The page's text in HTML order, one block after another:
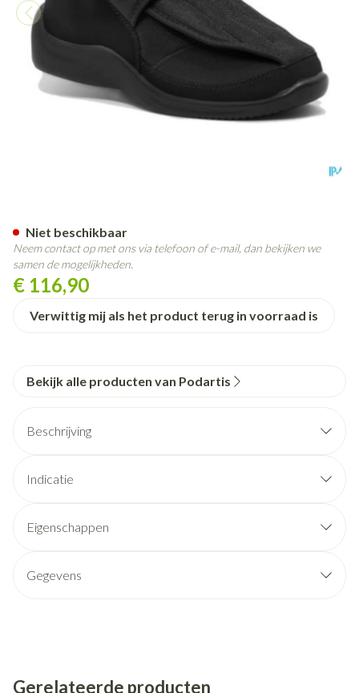
€ 116,90
Verwittig mij als het product terug in voorraad is
Niet beschikbaar
Neem contact op met ons via telefoon of e-mail, dan bekijken we
samen de mogelijkheden.
Bekijk alle producten van Podartis
Beschrijving
Indicatie
Eigenschappen
Gegevens
Gerelateerde producten